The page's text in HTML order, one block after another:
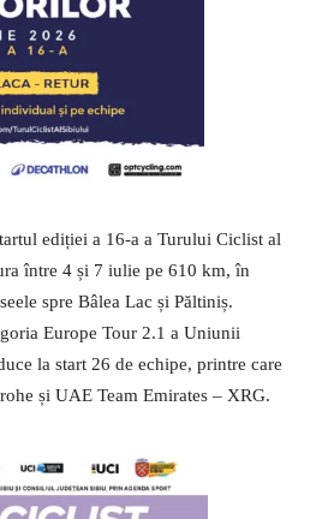
ediției a 16-a a Turului Ciclist al
între 4 și 7 iulie pe 610 km, în
spre Bâlea Lac și Păltiniș.
Europe Tour 2.1 a Uniunii
la start 26 de echipe, printre care
și UAE Team Emirates – XRG.